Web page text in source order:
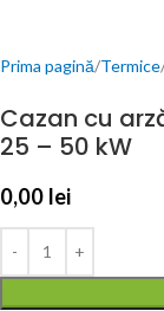
Prima pagină Termice
Cazan cu
25 – 50 kW
0,00 lei